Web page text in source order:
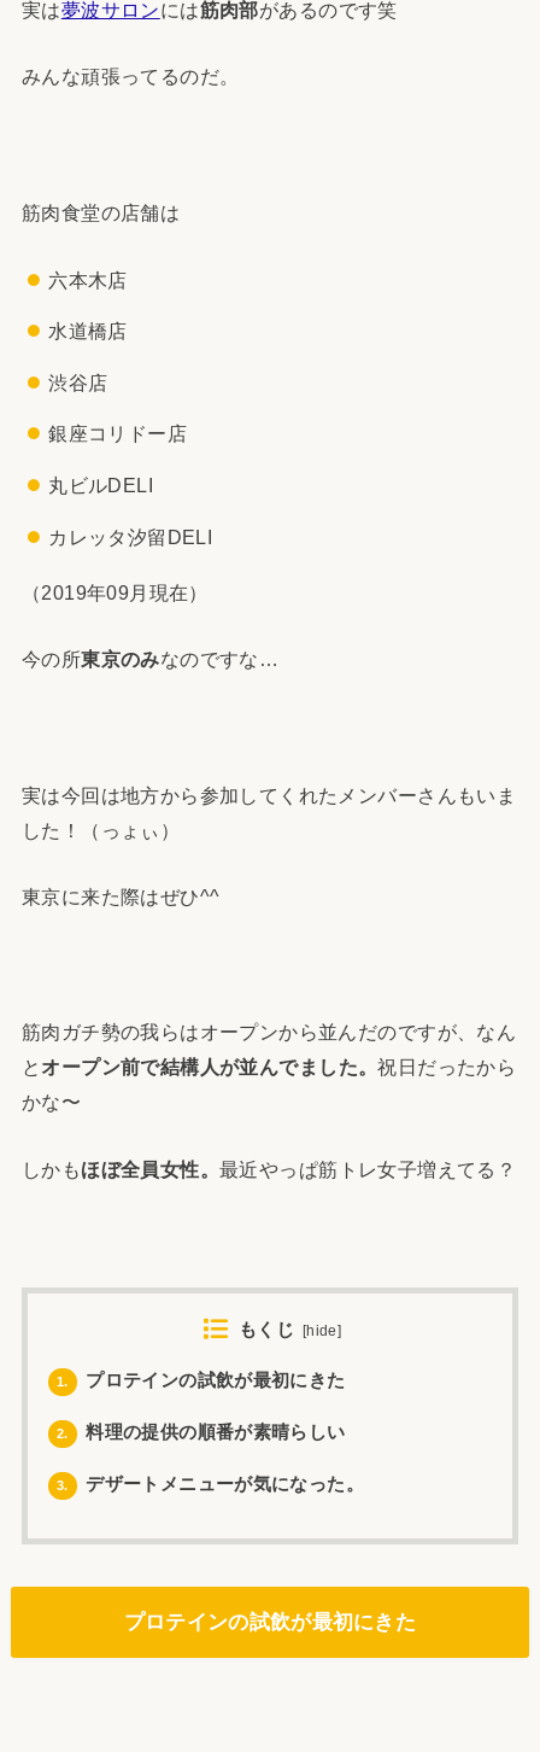
実は夢波サロンには筋肉部があるのです笑
みんな頑張ってるのだ。
筋肉食堂の店舗は
六本木店
水道橋店
渋谷店
銀座コリドー店
丸ビルDELI
カレッタ汐留DELI
（2019年09月現在）
今の所東京のみなのですな…
実は今回は地方から参加してくれたメンバーさんもいま
した！（っょぃ）
東京に来た際はぜひ^^
筋肉ガチ勢の我らはオープンから並んだのですが、なん
と オープン前で結構人が並んでました。祝日だったから
かな〜
しかもほぼ全員女性。最近やっぱ筋トレ女子増えてる？
もくじ [hide]
1. プロテインの試飲が最初にきた
2. 料理の提供の順番が素晴らしい
3. デザートメニューが気になった。
プロテインの試飲が最初にきた